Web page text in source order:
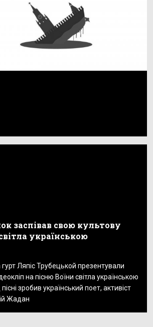
заспівав свою культову
українською
гурт Ляпіс Трубецькой презентували
на пісню Воїни світла українською
зробив український поет, активіст
Жадан